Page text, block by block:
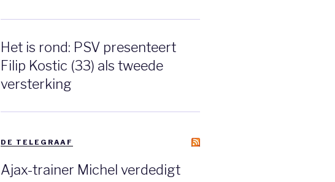
Het is rond: PSV presenteert
Filip Kostic (33) als tweede
versterking
DE TELEGRAAF
Ajax-trainer Michel verdedigt